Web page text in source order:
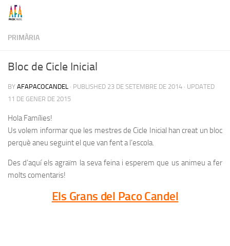
Skip to content
PRIMÀRIA
Bloc de Cicle Inicial
BY AFAPACOCANDEL · PUBLISHED 23 DE SETEMBRE DE 2014 · UPDATED
11 DE GENER DE 2015
Hola Famílies!
Us volem informar que les mestres de Cicle Inicial han creat un bloc
perquè aneu seguint el que van fent a l’escola.
Des d’aquí els agraïm la seva feina i esperem que us animeu a fer
molts comentaris!
Els Grans del Paco Candel